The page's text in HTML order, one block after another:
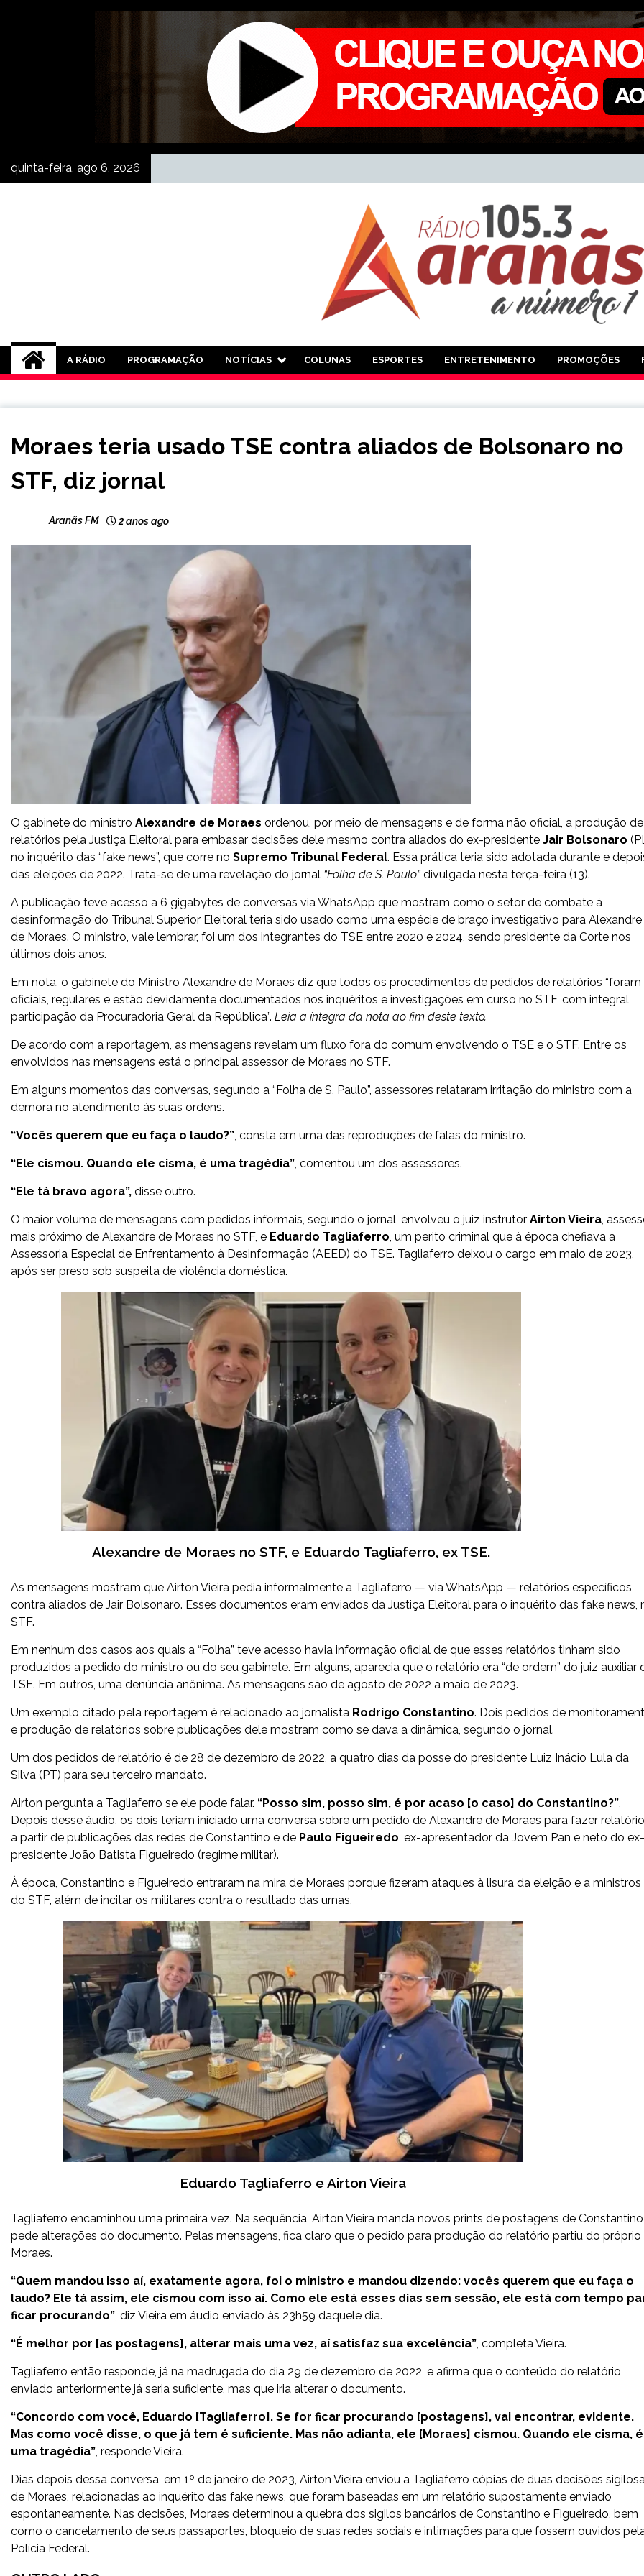
quinta-feira, ago 6, 2026
Rádio Aranãs 105.3
A RÁDIO PROGRAMAÇÃO NOTÍCIAS COLUNAS ESPORTES ENTRETENIMENTO PROMOÇÕES
Moraes teria usado TSE contra aliados de Bolsonaro no
STF, diz jornal
Aranãs FM 2 anos ago
O gabinete do ministro Alexandre de Moraes ordenou, por meio de mensagens e de forma não oficial, a produção de
relatórios pela Justiça Eleitoral para embasar decisões dele mesmo contra aliados do ex-presidente Jair Bolsonaro
no inquérito das “fake news”, que corre no Supremo Tribunal Federal. Essa prática teria sido adotada durante e
das eleições de 2022. Trata-se de uma revelação do jornal “Folha de S. Paulo”divulgada nesta terça-feira (13).
A publicação teve acesso a 6 gigabytes de conversas via WhatsApp que mostram como o setor de combate à
desinformação do Tribunal Superior Eleitoral teria sido usado como uma espécie de braço investigativo para Alexandre
de Moraes. O ministro, vale lembrar, foi um dos integrantes do TSE entre 2020 e 2024, sendo presidente da Corte nos
últimos dois anos.
Em nota, o gabinete do Ministro Alexandre de Moraes diz que todos os procedimentos de pedidos de relatórios “foram
oficiais, regulares e estão devidamente documentados nos inquéritos e investigações em curso no STF, com integral
participação da Procuradoria Geral da República”. Leia a íntegra da nota ao fim deste texto.
De acordo com a reportagem, as mensagens revelam um fluxo fora do comum envolvendo o TSE e o STF. Entre os
envolvidos nas mensagens está o principal assessor de Moraes no STF.
Em alguns momentos das conversas, segundo a “Folha de S. Paulo”, assessores relataram irritação do ministro com a
demora no atendimento às suas ordens.
“Vocês querem que eu faça o laudo?”, consta em uma das reproduções de falas do ministro.
“Ele cismou. Quando ele cisma, é uma tragédia”, comentou um dos assessores.
“Ele tá bravo agora”, disse outro.
O maior volume de mensagens com pedidos informais, segundo o jornal, envolveu o juiz instrutor Airton Vieira,
mais próximo de Alexandre de Moraes no STF, e Eduardo Tagliaferro, um perito criminal que à época chefiava a
Assessoria Especial de Enfrentamento à Desinformação (AEED) do TSE. Tagliaferro deixou o cargo em maio de 2023,
após ser preso sob suspeita de violência doméstica.
Alexandre de Moraes no STF, e Eduardo Tagliaferro, ex TSE.
As mensagens mostram que Airton Vieira pedia informalmente a Tagliaferro — via WhatsApp — relatórios específicos
contra aliados de Jair Bolsonaro. Esses documentos eram enviados da Justiça Eleitoral para o inquérito das fake news,
STF.
Em nenhum dos casos aos quais a “Folha” teve acesso havia informação oficial de que esses relatórios tinham sido
produzidos a pedido do ministro ou do seu gabinete. Em alguns, aparecia que o relatório era “de ordem” do juiz auxiliar
TSE. Em outros, uma denúncia anônima. As mensagens são de agosto de 2022 a maio de 2023.
Um exemplo citado pela reportagem é relacionado ao jornalista Rodrigo Constantino. Dois pedidos de
e produção de relatórios sobre publicações dele mostram como se dava a dinâmica, segundo o jornal.
Um dos pedidos de relatório é de 28 de dezembro de 2022, a quatro dias da posse do presidente Luiz Inácio Lula da
Silva (PT) para seu terceiro mandato.
Airton pergunta a Tagliaferro se ele pode falar. “Posso sim, posso sim, é por acaso [o caso] do Constantino?”.
Depois desse áudio, os dois teriam iniciado uma conversa sobre um pedido de Alexandre de Moraes para fazer
a partir de publicações das redes de Constantino e de Paulo Figueiredo, ex-apresentador da Jovem Pan e neto do ex-
presidente João Batista Figueiredo (regime militar).
À época, Constantino e Figueiredo entraram na mira de Moraes porque fizeram ataques à lisura da eleição e a ministros
do STF, além de incitar os militares contra o resultado das urnas.
Eduardo Tagliaferro e Airton Vieira
Tagliaferro encaminhou uma primeira vez. Na sequência, Airton Vieira manda novos prints de postagens de
pede alterações do documento. Pelas mensagens, fica claro que o pedido para produção do relatório partiu do próprio
Moraes.
“Quem mandou isso aí, exatamente agora, foi o ministro e mandou dizendo: vocês querem que eu faça o
laudo? Ele tá assim, ele cismou com isso aí. Como ele está esses dias sem sessão, ele está com tempo
ficar procurando”, diz Vieira em áudio enviado às 23h59 daquele dia.
“É melhor por [as postagens], alterar mais uma vez, aí satisfaz sua excelência”, completa Vieira.
Tagliaferro então responde, já na madrugada do dia 29 de dezembro de 2022, e afirma que o conteúdo do relatório
enviado anteriormente já seria suficiente, mas que iria alterar o documento.
“Concordo com você, Eduardo [Tagliaferro]. Se for ficar procurando [postagens], vai encontrar, evidente.
Mas como você disse, o que já tem é suficiente. Mas não adianta, ele [Moraes] cismou. Quando ele cisma, é
uma tragédia”, responde Vieira.
Dias depois dessa conversa, em 1º de janeiro de 2023, Airton Vieira enviou a Tagliaferro cópias de duas decisões
de Moraes, relacionadas ao inquérito das fake news, que foram baseadas em um relatório supostamente enviado
espontaneamente. Nas decisões, Moraes determinou a quebra dos sigilos bancários de Constantino e Figueiredo, bem
como o cancelamento de seus passaportes, bloqueio de suas redes sociais e intimações para que fossem ouvidos
Polícia Federal.